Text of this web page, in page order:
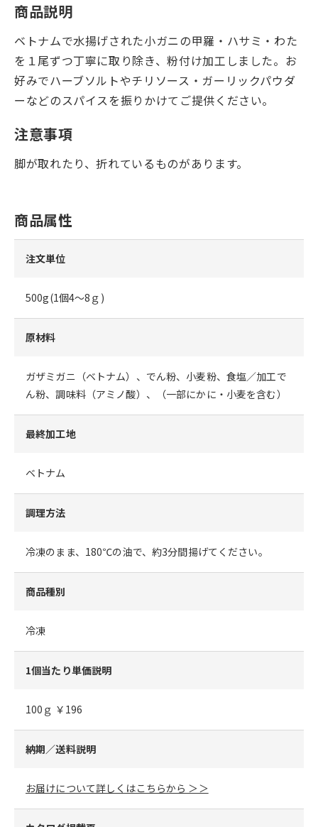
商品説明
ベトナムで水揚げされた小ガニの甲羅・ハサミ・わた
を１尾ずつ丁寧に取り除き、粉付け加工しました。お
好みでハーブソルトやチリソース・ガーリックパウダ
ーなどのスパイスを振りかけてご提供ください。
注意事項
脚が取れたり、折れているものがあります。
商品属性
注文単位
500g(1個4～8ｇ)
原材料
ガザミガニ（ベトナム）、でん粉、小麦粉、食塩／加工で
ん粉、調味料（アミノ酸）、（一部にかに・小麦を含む）
最終加工地
ベトナム
調理方法
冷凍のまま、180℃の油で、約3分間揚げてください。
商品種別
冷凍
1個当たり単価説明
100ｇ ￥196
納期／送料説明
お届けについて詳しくはこちらから ＞＞